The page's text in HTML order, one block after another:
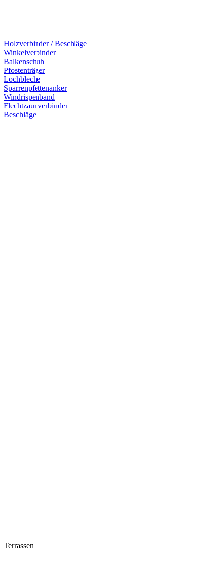
Holzverbinder / Beschläge
Winkelverbinder
Balkenschuh
Pfostenträger
Lochbleche
Sparrenpfettenanker
Windrispenband
Flechtzaunverbinder
Beschläge
Terrassen